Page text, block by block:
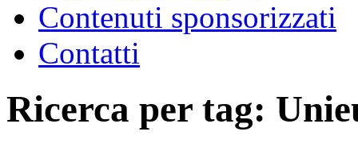
Contenuti sponsorizzati
Contatti
Ricerca per tag: